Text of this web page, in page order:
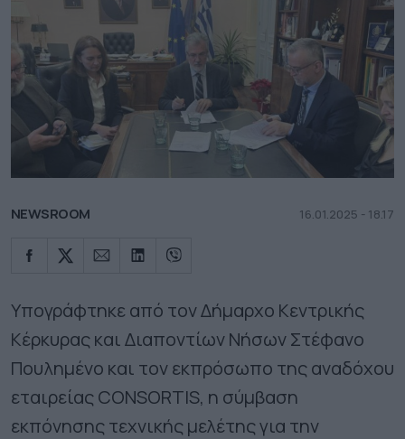
NEWSROOM 16.01.2025 - 18.17
Υπογράφτηκε από τον Δήμαρχο Κεντρικής
Κέρκυρας και Διαποντίων Νήσων Στέφανο
Πουλημένο και τον εκπρόσωπο της αναδόχου
εταιρείας CONSORTIS, η σύμβαση
εκπόνησης τεχνικής μελέτης για την